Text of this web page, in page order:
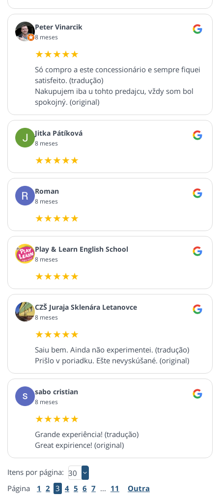
Peter Vinarcik
8 meses
Só compro a este concessionário e sempre fiquei
satisfeito. (tradução)
Nakupujem iba u tohto predajcu, vždy som bol
spokojný. (original)
Jitka Pátíková
8 meses
Roman
8 meses
Play & Learn English School
8 meses
CZŠ Juraja Sklenára Letanovce
8 meses
Saiu bem. Ainda não experimentei. (tradução)
Prišlo v poriadku. Ešte nevyskúšané. (original)
sabo cristian
8 meses
Grande experiência! (tradução)
Great expirience! (original)
Itens por página:
Página
1 2 3 4 5 6 7 ... 11 Outra